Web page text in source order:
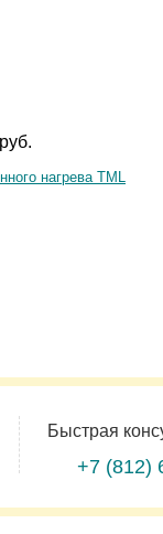
руб.
нагрева TML
Быстрая
+7 (812)